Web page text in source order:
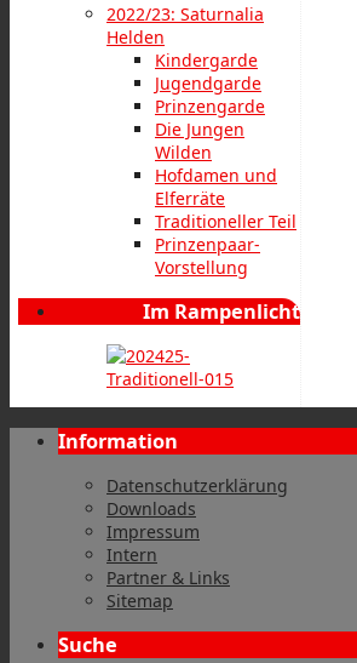
2022/23: Saturnalia
Helden
Kindergarde
Jugendgarde
Prinzengarde
Die Jungen
Wilden
Hofdamen und
Elferräte
Traditioneller Teil
Prinzenpaar-
Vorstellung
Im Rampenlicht
Information
Datenschutzerklärung
Downloads
Impressum
Intern
Partner & Links
Sitemap
Suche